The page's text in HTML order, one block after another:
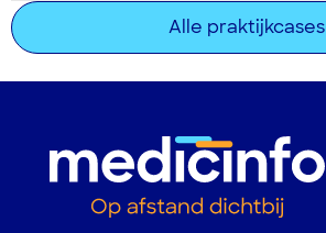
Alle praktijkcases